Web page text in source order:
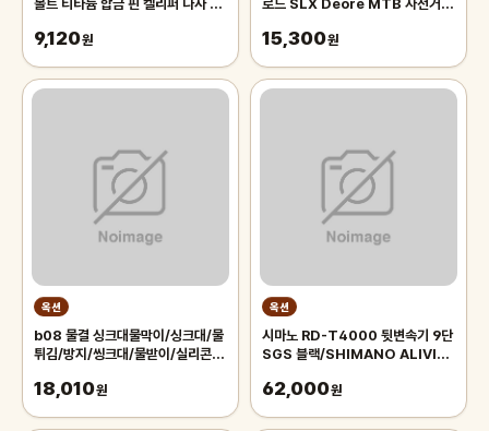
볼트 티타늄 합금 핀 켈리퍼 나사 리
9,120원
로드 SLX Deore MTB 자전거
M7000 호환 Y5XH98120
15,300원
옥션
b08 물결 싱크대물막이/싱크대/물
튀김/방지/씽크대/물받이/실리콘/
지/PVC
18,010원
옥션
시마노 RD-T4000 뒷변속기 9단
SGS 블랙/SHIMANO ALIVIO
속기
62,000원